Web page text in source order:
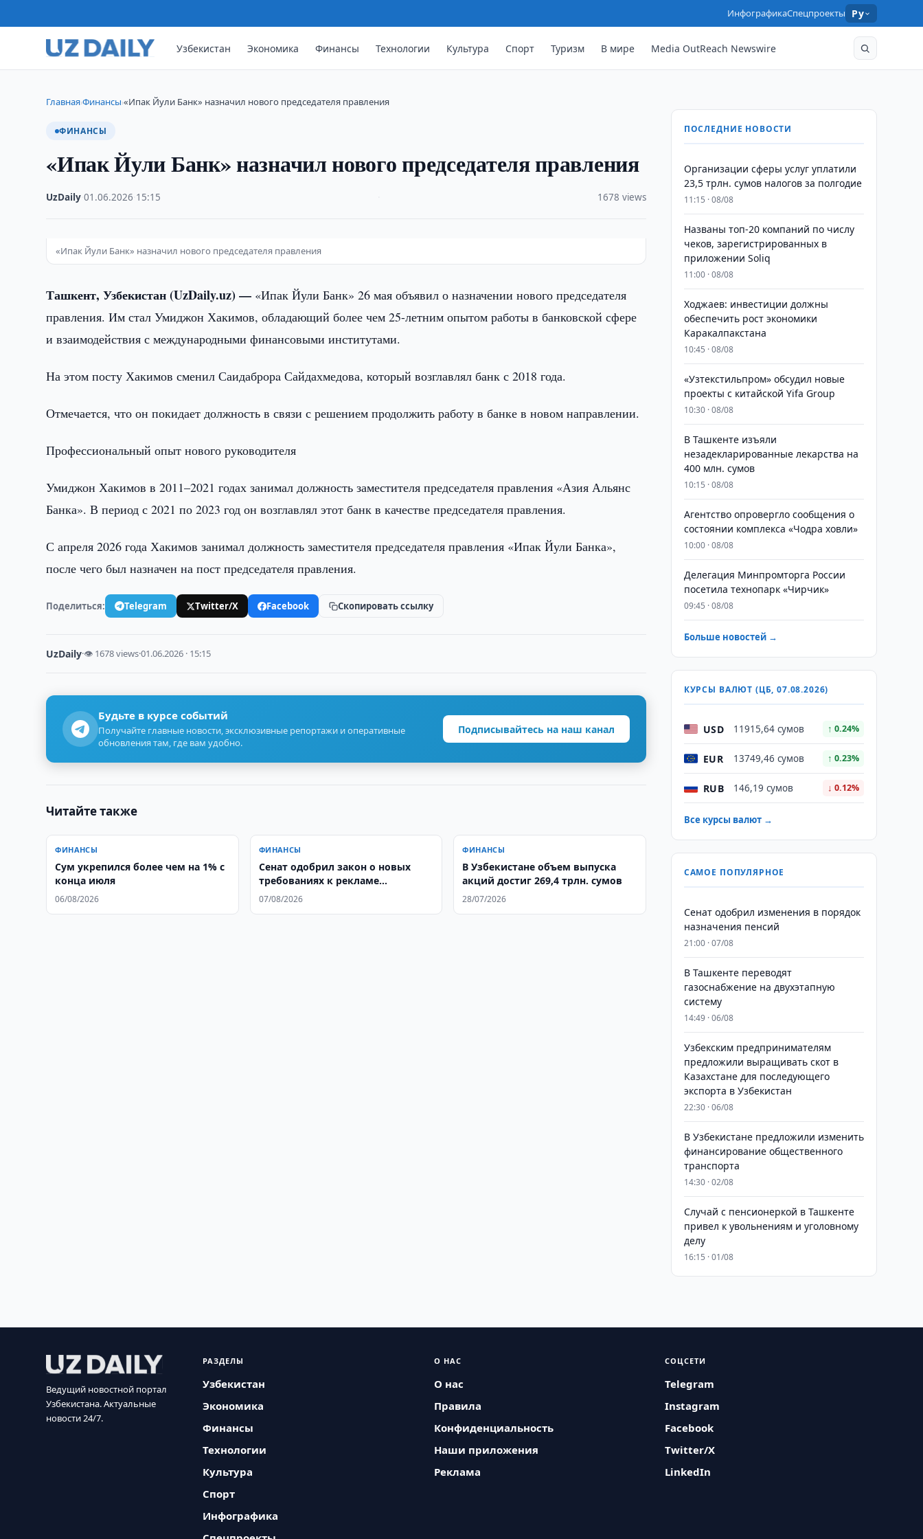
ИнфографикаСпецпроекты Ру
Узбекистан Экономика Финансы Технологии Культура Спорт Туризм В мире Media OutReach Newswire
Главная›Финансы›«Ипак Йули Банк» назначил нового председателя правления
ФИНАНСЫ
«Ипак Йули Банк» назначил нового председателя правления
UzDaily ·01.06.2026 15:15 1678 views
«Ипак Йули Банк» назначил нового председателя правления
Ташкент, Узбекистан (UzDaily.uz) — «Ипак Йули Банк» 26 мая объявил о назначении нового председателя
правления. Им стал Умиджон Хакимов, обладающий более чем 25-летним опытом работы в банковской сфере
и взаимодействия с международными финансовыми институтами.
На этом посту Хакимов сменил Саидаброрa Сайдахмедова, который возглавлял банк с 2018 года.
Отмечается, что он покидает должность в связи с решением продолжить работу в банке в новом направлении.
Профессиональный опыт нового руководителя
Умиджон Хакимов в 2011–2021 годах занимал должность заместителя председателя правления «Азия Альянс
Банка». В период с 2021 по 2023 год он возглавлял этот банк в качестве председателя правления.
С апреля 2026 года Хакимов занимал должность заместителя председателя правления «Ипак Йули Банка»,
после чего был назначен на пост председателя правления.
Поделиться: Telegram Twitter/X Facebook Скопировать ссылку
UzDaily·👁 1678 views·01.06.2026 · 15:15
Будьте в курсе событий
Получайте главные новости, эксклюзивные репортажи и оперативные
обновления там, где вам удобно.
Подписывайтесь на наш канал
Читайте также
ФИНАНСЫ
Сум укрепился более чем на 1% с
конца июля
06/08/2026
ФИНАНСЫ
Сенат одобрил закон о новых
требованиях к рекламе
финансовых услуг
07/08/2026
ФИНАНСЫ
​​​​​​​В Узбекистане объем выпуска
акций достиг 269,4 трлн. сумов
28/07/2026
ПОСЛЕДНИЕ НОВОСТИ
Организации сферы услуг уплатили
23,5 трлн. сумов налогов за полгодие
11:15 · 08/08
Названы топ-20 компаний по числу
чеков, зарегистрированных в
приложении Soliq
11:00 · 08/08
Ходжаев: инвестиции должны
обеспечить рост экономики
Каракалпакстана
10:45 · 08/08
«Узтекстильпром» обсудил новые
проекты с китайской Yifa Group
10:30 · 08/08
​​​​​​​В Ташкенте изъяли
незадекларированные лекарства на
400 млн. сумов
10:15 · 08/08
Агентство опровергло сообщения о
состоянии комплекса «Чодра ховли»
10:00 · 08/08
Делегация Минпромторга России
посетила технопарк «Чирчик»
09:45 · 08/08
Больше новостей →
КУРСЫ ВАЛЮТ (ЦБ, 07.08.2026)
USD 11915,64 сумов ↑ 0.24%
EUR 13749,46 сумов ↑ 0.23%
RUB 146,19 сумов ↓ 0.12%
Все курсы валют →
САМОЕ ПОПУЛЯРНОЕ
Сенат одобрил изменения в порядок
назначения пенсий
21:00 · 07/08
В Ташкенте переводят
газоснабжение на двухэтапную
систему
14:49 · 06/08
Узбекским предпринимателям
предложили выращивать скот в
Казахстане для последующего
экспорта в Узбекистан
22:30 · 06/08
В Узбекистане предложили изменить
финансирование общественного
транспорта
14:30 · 02/08
Случай с пенсионеркой в Ташкенте
привел к увольнениям и уголовному
делу
16:15 · 01/08
Ведущий новостной портал
Узбекистана. Актуальные
новости 24/7.
РАЗДЕЛЫ
Узбекистан
Экономика
Финансы
Технологии
Культура
Спорт
Инфографика
О НАС
О нас
Правила
Конфиденциальность
Наши приложения
Реклама
СОЦСЕТИ
Telegram
Instagram
Facebook
Twitter/X
LinkedIn